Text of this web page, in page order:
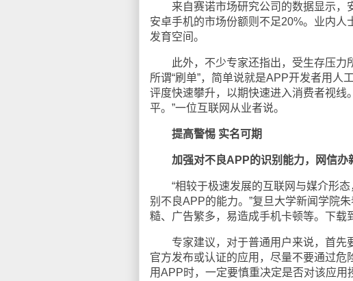
来自赛诺市场研究公司的数据显示，安
安卓手机的市场份额则不足20%。业内
发育空间。
此外，不少专家还指出，受生存压力所
所谓“刷单”，简单说就是APP开发者用
评度快速攀升，以期快速进入消费者视线
平。”一位互联网从业者说。
提高警惕 实名可期
加强对不良APP的识别能力，网信办
“相较于极速发展的互联网与媒介形态
别不良APP的能力。”复旦大学新闻学院
糙、广告繁多，易造成手机卡顿等。下载
专家建议，对于普通用户来说，首先
官方发布或认证的应用，尽量不要通过
用APP时，一定要慎重决定是否对该应